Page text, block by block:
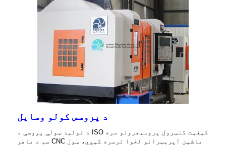
د پروسس کولو وسایل
د تولید ټولې پروسې د ISO کیفیت کنټرول پروسیجرونو سره
سم د ماهر CNC ماشین آپریټرانو لخوا ترسره کیږي، ټول